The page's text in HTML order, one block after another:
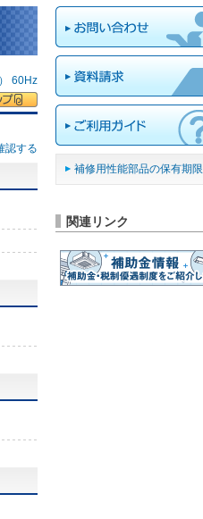
60Hz
認する
補修用性能部品の保有期限
関連リンク